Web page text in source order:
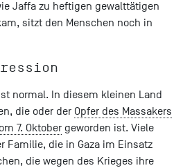
Jaffa zu heftigen gewalttätigen
sitzt den Menschen noch in
normal. In diesem kleinen Land
die oder der Opfer des Massakers
7. Oktober geworden ist. Viele
Familie, die in Gaza im Einsatz
die wegen des Krieges ihre